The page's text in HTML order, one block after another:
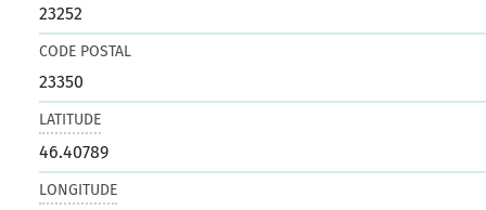
23252
CODE POSTAL
23350
LATITUDE
46.40789
LONGITUDE